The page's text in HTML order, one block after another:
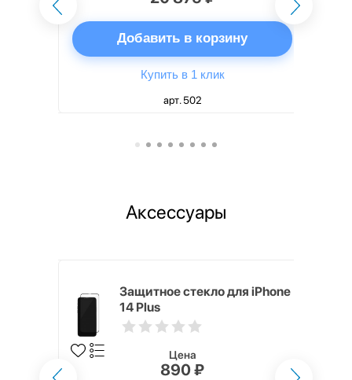
Добавить в корзину
Купить в 1 клик
арт. 502
Аксессуары
Защитное стекло для iPhone
14 Plus
Цена
890 ₽